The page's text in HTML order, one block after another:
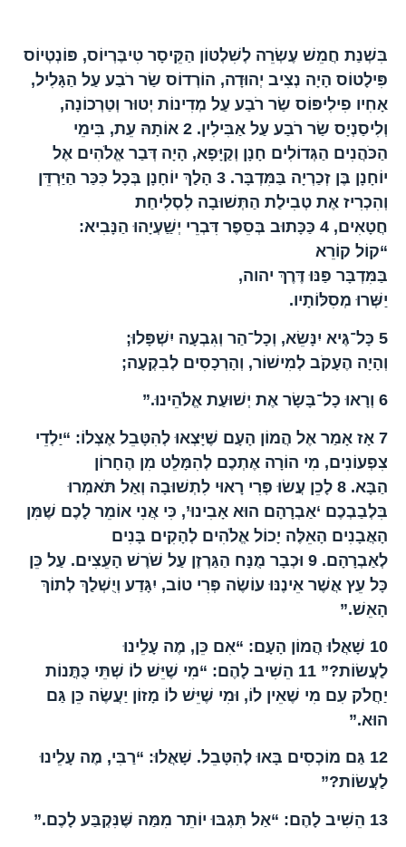
בִּשְׁנַת חֲמֵשׁ עֶשְׂרֵה לְשִׁלְטוֹן הַקֵּיסָר טִיבֶּרְיוֹס, פּוֹנְטְיוֹס
פִּילָטוֹס הָיָה נְצִיב יְהוּדָה, הוֹרְדוֹס שַׂר רֹבַע עַל הַגָּלִיל,
אָחִיו פִילִיפּוֹס שַׂר רֹבַע עַל מְדִינוֹת יְטוּר וְטַרְכוֹנָה,
וְלִיסַנְיָס שַׂר רֹבַע עַל אַבִּילִין. 2 אוֹתָהּ עֵת, בִּימֵי
הַכֹּהֲנִים הַגְּדוֹלִים חָנָן וְקַיָּפָא, הָיָה דְּבַר אֱלֹהִים אֶל
יוֹחָנָן בֶּן זְכַרְיָה בַּמִּדְבָּר. 3 הָלַךְ יוֹחָנָן בְּכָל כִּכַּר הַיַּרְדֵּן
וְהִכְרִיז אֶת טְבִילַת הַתְּשׁוּבָה לִסְלִיחַת
חֲטָאִים, 4 כַּכָּתוּב בְּסֵפֶר דִּבְרֵי יְשַַׁעְיָהוּ הַנָּבִיא:
“קוֹל קוֹרֵא
בַּמִּדְבָּר פַּנּוּ דֶּרֶךְ יהוה,
יַשְּׁרוּ מְסִלּוֹתָיו.
5 כָּל־גֶּיא יִנָּשֵׂא, וְכָל־הַר וְגִבְעָה יִשְׁפָּלוּ;
וְהָיָה הֶעָקֹב לְמִישׁוֹר, וְהָרְכָסִים לְבִקְעָה;
6 וְרָאוּ כָל־בָּשָׂר אֶת יְשׁוּעַת אֱלֹהֵינוּ.”
7 אָז אָמַר אֶל הֲמוֹן הָעָם שֶׁיָּצְאוּ לְהִטָּבֵל אֶצְלוֹ: “יַלְדֵי
צִפְעוֹנִים, מִי הוֹרָה אֶתְכֶם לְהִמָּלֵט מִן הֶחָרוֹן
הַבָּא. 8 לָכֵן עֲשׂוּ פְּרִי רָאוּי לִתְשׁוּבָה וְאַל תֹּאמְרוּ
בִּלְבַבְכֶם ‘אַבְרָהָם הוּא אָבִינוּ’, כִּי אֲנִי אוֹמֵר לָכֶם שֶׁמִּן
הָאֲבָנִים הָאֵלֶּה יָכוֹל אֱלֹהִים לְהָקִים בָּנִים
לְאַבְרָהָם. 9 וּכְבָר מֻנָּח הַגַּרְזֶן עַל שֹׁרֶשׁ הָעֵצִים. עַל כֵּן
כָּל עֵץ אֲשֶׁר אֵינֶנּוּ עוֹשֶׂה פְּרִי טוֹב, יִגָּדַע וְיֻשְׁלַךְ לְתוֹךְ
הָאֵשׁ.”
10 שָׁאֲלוּ הֲמוֹן הָעָם: “אִם כֵּן, מֶה עָלֵינוּ
לַעֲשׂוֹת?” 11 הֵשִׁיב לָהֶם: “מִי שֶׁיֵּשׁ לוֹ שְׁתֵּי כֻּתֳּנוֹת
יַחֲלֹק עִם מִי שֶׁאֵין לוֹ, וּמִי שֶׁיֵּשׁ לוֹ מָזוֹן יַעֲשֶׂה כֵּן גַּם
הוּא.”
12 גַּם מוֹכְסִים בָּאוּ לְהִטָּבֵל. שָׁאֲלוּ: “רַבִּי, מֶה עָלֵינוּ
לַעֲשׂוֹת?”
13 הֵשִׁיב לָהֶם: “אַל תִּגְבּוּ יוֹתֵר מִמַּה שֶּׁנִּקְבַּע לָכֶם.”